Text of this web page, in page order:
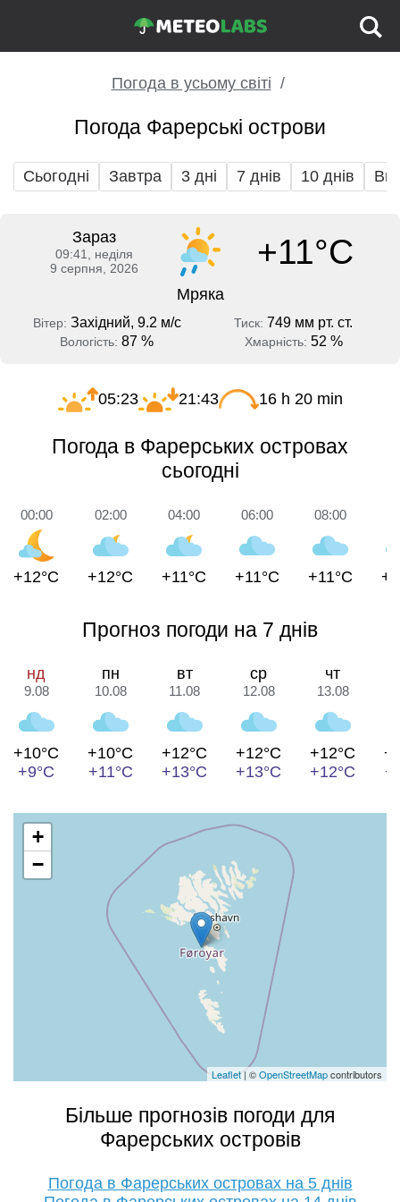
Погода в усьому світі
Погода Фарерські острови
Сьогодні Завтра 3 дні 7 днів 10 днів
Зараз
09:41, неділя
9 серпня, 2026
+11°C
Мряка
Вітер: Західний, 9.2 м/с Тиск: 749 мм рт. ст.
Вологість: 87 % Хмарність: 52 %
05:23 21:43 16 h 20 min
Погода в Фарерських островах
сьогодні
00:00
+12°C
02:00
+12°C
04:00
+11°C
06:00
+11°C
08:00
+11°C
Прогноз погоди на 7 днів
нд
9.08
+10°C
+9°C
пн
10.08
+10°C
+11°C
вт
11.08
+12°C
+13°C
ср
12.08
+12°C
+13°C
чт
13.08
+12°C
+12°C
+
−
Leaflet | ©OpenStreetMapcontributors
Більше прогнозів погоди для
Фарерських островів
Погода в Фарерських островах на 5 днів